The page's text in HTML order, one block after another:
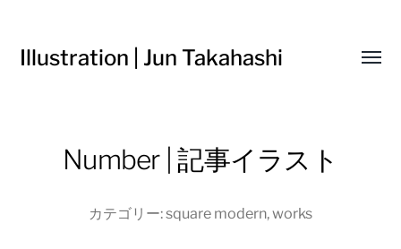
Illustration | Jun Takahashi
Number | 記事イラスト
カテゴリー:square modern,works